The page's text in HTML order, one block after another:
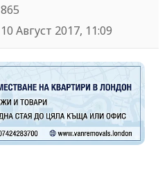
865
10 Август 2017, 11:09